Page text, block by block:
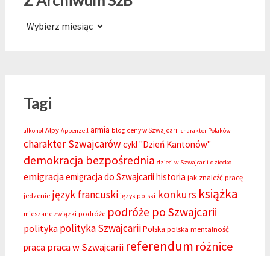
Z Archiwum SzB
Tagi
alkohol Alpy Appenzell armia blog ceny w Szwajcarii charakter Polaków
charakter Szwajcarów cykl "Dzień Kantonów"
demokracja bezpośrednia dzieci w Szwajcarii dziecko
emigracjaemigracja do Szwajcarii historia jak znaleźć pracę
jedzenie język francuski język polski konkurs książka
mieszane związki podróże podróże po Szwajcarii
polityka polityka SzwajcariiPolska polska mentalność
praca praca w Szwajcarii referendum różnice